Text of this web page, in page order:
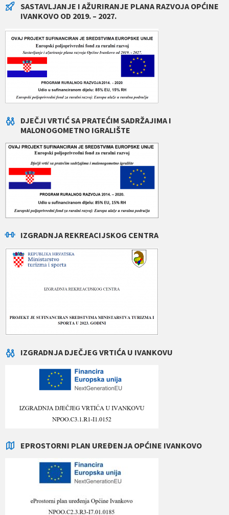
SASTAVLJANJE I AŽURIRANJE PLANA RAZVOJA OPĆINE
IVANKOVO OD 2019. – 2027.
DJEČJI VRTIĆ SA PRATEĆIM SADRŽAJIMA I
MALONOGOMETNO IGRALIŠTE
IZGRADNJA REKREACIJSKOG CENTRA
IZGRADNJA DJEČJEG VRTIĆA U IVANKOVU
EPROSTORNI PLAN UREĐENJA OPĆINE IVANKOVO